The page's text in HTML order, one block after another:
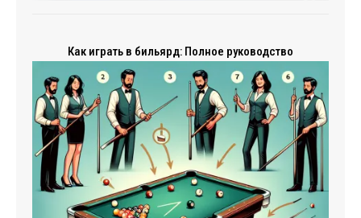
Как играть в бильярд: Полное руководство